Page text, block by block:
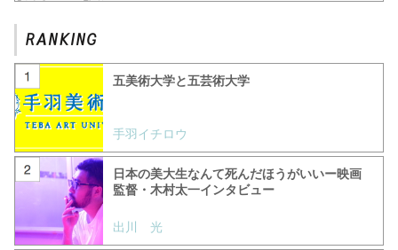
五美術大学と五芸術大学
手羽イチロウ
日本の美大生なんて死んだほうがいいー映画
監督・木村太一インタビュー
出川 光